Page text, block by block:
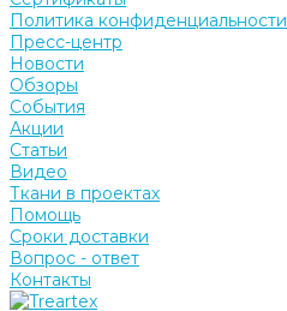
Политика конфиденциальности
Пресс-центр
Новости
Обзоры
События
Акции
Статьи
Видео
Ткани в проектах
Помощь
Сроки доставки
Вопрос - ответ
Контакты